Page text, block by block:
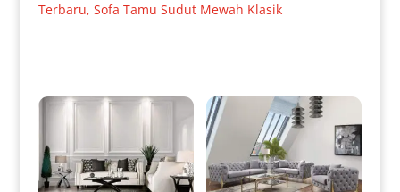
Terbaru, Sofa Tamu Sudut Mewah Klasik